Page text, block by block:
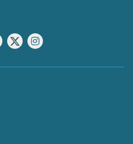
Facebook
X Instagram